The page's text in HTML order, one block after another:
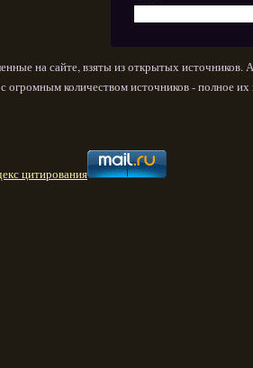
на сайте, взяты из открытых
огромным количеством источников - полное